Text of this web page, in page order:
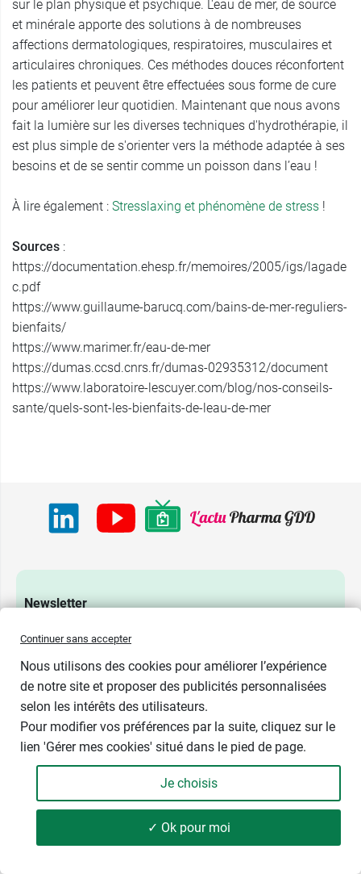
sur le plan physique et psychique. L'eau de mer, de source
et minérale apporte des solutions à de nombreuses
affections dermatologiques, respiratoires, musculaires et
articulaires chroniques. Ces méthodes douces réconfortent
les patients et peuvent être effectuées sous forme de cure
pour améliorer leur quotidien. Maintenant que nous avons
fait la lumière sur les diverses techniques d'hydrothérapie, il
est plus simple de s'orienter vers la méthode adaptée à ses
besoins et de se sentir comme un poisson dans l’eau !
À lire également : Stresslaxing et phénomène de stress !
Sources :
https://documentation.ehesp.fr/memoires/2005/igs/lagade
c.pdf
https://www.guillaume-barucq.com/bains-de-mer-reguliers-
bienfaits/
https://www.marimer.fr/eau-de-mer
https://dumas.ccsd.cnrs.fr/dumas-02935312/document
https://www.laboratoire-lescuyer.com/blog/nos-conseils-
sante/quels-sont-les-bienfaits-de-leau-de-mer
Newsletter
exclusives, directement dans votre boîte mail.
Envoyer
Pharma GDD
Qui sommes-nous ?
Nos services
Continuer sans accepter
Nous utilisons des cookies pour améliorer l’expérience
de notre site et proposer des publicités personnalisées
selon les intérêts des utilisateurs.
Pour modifier vos préférences par la suite, cliquez sur le
lien 'Gérer mes cookies' situé dans le pied de page.
Je choisis
✓ Ok pour moi